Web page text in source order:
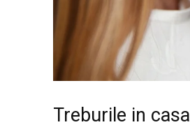
Treburile in casa